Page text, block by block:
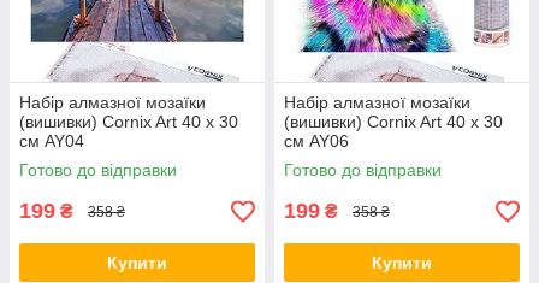
Набір алмазної мозаїки
(вишивки) Cornix Art 40 x 30
см AY04
Готово до відправки
199 ₴ 358 ₴
Купити
Набір алмазної мозаїки
(вишивки) Cornix Art 40 x 30
см AY06
Готово до відправки
199 ₴ 358 ₴
Купити